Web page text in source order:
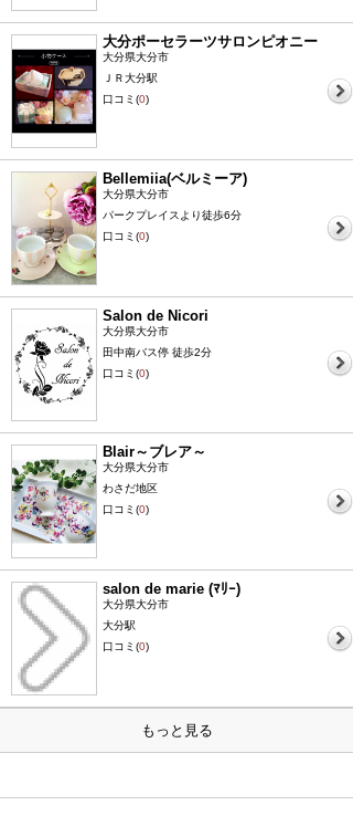
大分ポーセラーツサロンピオニー
大分県大分市
ＪＲ大分駅
口コミ(0)
Bellemiia(ベルミーア)
大分県大分市
パークプレイスより徒歩6分
口コミ(0)
Salon de Nicori
大分県大分市
田中南バス停 徒歩2分
口コミ(0)
Blair～ブレア～
大分県大分市
わさだ地区
口コミ(0)
salon de marie (ﾏﾘｰ)
大分県大分市
大分駅
口コミ(0)
もっと見る